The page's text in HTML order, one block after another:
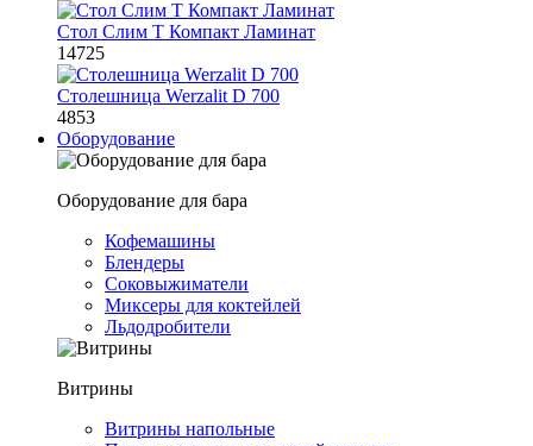
Стол Слим Т Компакт Ламинат
14725
Столешница Werzalit D 700
4853
Оборудование
Оборудование для бара
Кофемашины
Блендеры
Соковыжиматели
Миксеры для коктейлей
Льдодробители
Витрины
Витрины напольные